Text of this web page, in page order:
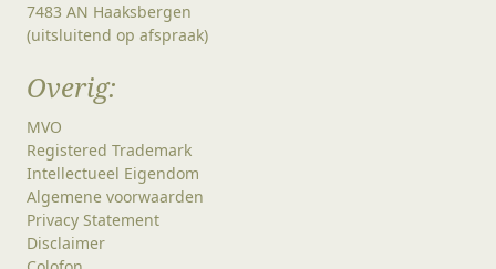
7483 AN Haaksbergen
(uitsluitend op afspraak)
Overig:
MVO
Registered Trademark
Intellectueel Eigendom
Algemene voorwaarden
Privacy Statement
Disclaimer